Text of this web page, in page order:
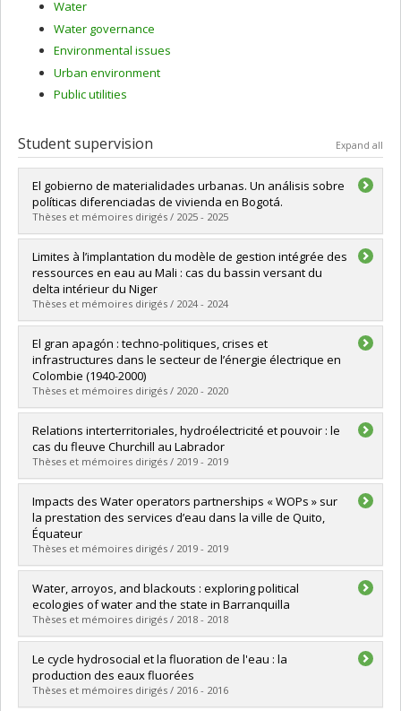
Water
Water governance
Environmental issues
Urban environment
Public utilities
Student supervision Expand all
El gobierno de materialidades urbanas. Un análisis sobre
políticas diferenciadas de vivienda en Bogotá.
Thèses et mémoires dirigés / 2025 - 2025
Graduate :Arias Castaño, Jeimy Alejandra
Cycle :Doctoral
Grade :Ph. D.
Lien vers le document dans Papyrus
Limites à l’implantation du modèle de gestion intégrée des
ressources en eau au Mali : cas du bassin versant du
delta intérieur du Niger
Thèses et mémoires dirigés / 2024 - 2024
Graduate :Ba, Ibrahima
Cycle :Doctoral
Grade :Ph. D.
Lien vers le document dans Papyrus
El gran apagón : techno-politiques, crises et
infrastructures dans le secteur de l’énergie électrique en
Colombie (1940-2000)
Thèses et mémoires dirigés / 2020 - 2020
Graduate :Patino Sanchez, Camila
Cycle : Master's
Grade :M. Sc.
Lien vers le document dans Papyrus
Relations interterritoriales, hydroélectricité et pouvoir : le
cas du fleuve Churchill au Labrador
Thèses et mémoires dirigés / 2019 - 2019
Graduate : Verdy, Martine
Cycle :Doctoral
Grade :Ph. D.
Lien vers le document dans Papyrus
Impacts des Water operators partnerships « WOPs » sur
la prestation des services d’eau dans la ville de Quito,
Équateur
Thèses et mémoires dirigés / 2019 - 2019
Graduate :Fernández Pereda, Olivia
Cycle :Master's
Grade :M. Sc.
Lien vers le document dans Papyrus
Water, arroyos, and blackouts : exploring political
ecologies of water and the state in Barranquilla
Thèses et mémoires dirigés / 2018 - 2018
Graduate :Acevedo Guerrero, Tatiana
Cycle :Doctoral
Grade :Ph. D.
Lien vers le document dans Papyrus
Le cycle hydrosocial et la fluoration de l'eau : la
production des eaux fluorées
Thèses et mémoires dirigés / 2016 - 2016